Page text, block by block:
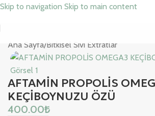
Skip to navigation Skip to main content
Ana Sayfa/Bitkisel Sıvı Extratlar
AFTAMİN PROPOLİS
KEÇİBOYNUZU ÖZÜ
400.00₺